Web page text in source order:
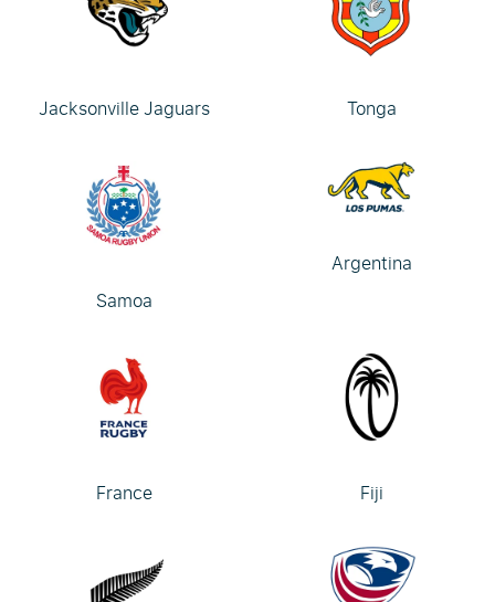
Jacksonville Jaguars Tonga
Samoa
Argentina
France Fiji